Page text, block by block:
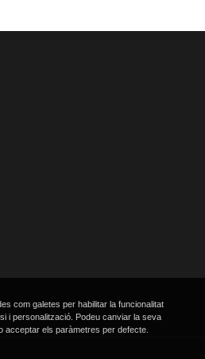
com galetes per habilitar la funcionalitat
i personalització. Podeu canviar la seva
acceptar els paràmetres per defecte.